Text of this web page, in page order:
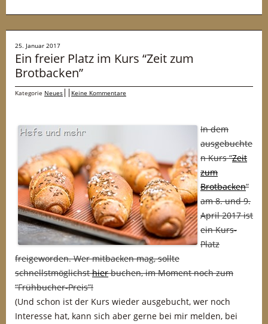
25. Januar 2017
Ein freier Platz im Kurs “Zeit zum
Brotbacken”
Kategorie Neues Keine Kommentare
In dem
ausgebuchte
n Kurs “Zeit
zum
Brotbacken”
am 8. und 9.
April 2017 ist
ein Kurs-
Platz
freigeworden. Wer mitbacken mag, sollte
schnellstmöglichsthierbuchen, im Moment noch zum
“Frühbucher-Preis”!
(Und schon ist der Kurs wieder ausgebucht, wer noch
Interesse hat, kann sich aber gerne bei mir melden, bei